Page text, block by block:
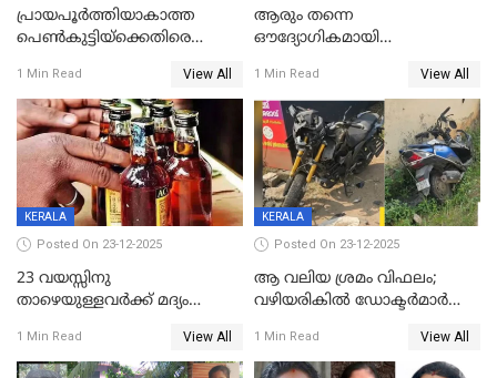
പ്രായപൂർത്തിയാകാത്ത
പെൺകുട്ടിയ്ക്കെതിരെ
59 വർഷം തടവും 90,൦൦൦ രൂപ
പിഴയും ശിക്ഷ
1 Min Read View All
ആരും തന്നെ
ഔദ്യോഗികമായി
കണ്ടെത്താൻ ഇന്ന് കോർ
കമ്മിറ്റി കൂടിയില്ല';
അതൃപ്തിയുമായി ദീപ്തി മേരി
വർഗീസ്
1 Min Read View All
KERALA
Posted On 23-12-2025
23 വയസ്സിനു
താഴെയുള്ളവർക്ക് മദ്യം
നടപടി;സ്ഥാപനങ്ങൾക്കെതിരെ
രണ്ട് കേസുകൾ
1 Min Read View All
KERALA
Posted On 23-12-2025
ആ വലിയ ശ്രമം വിഫലം;
വഴിയരികില്‍ ‌ഡോക്ടര്‍മാര്‍
മരണത്തിന് കീഴടങ്ങി
1 Min Read View All